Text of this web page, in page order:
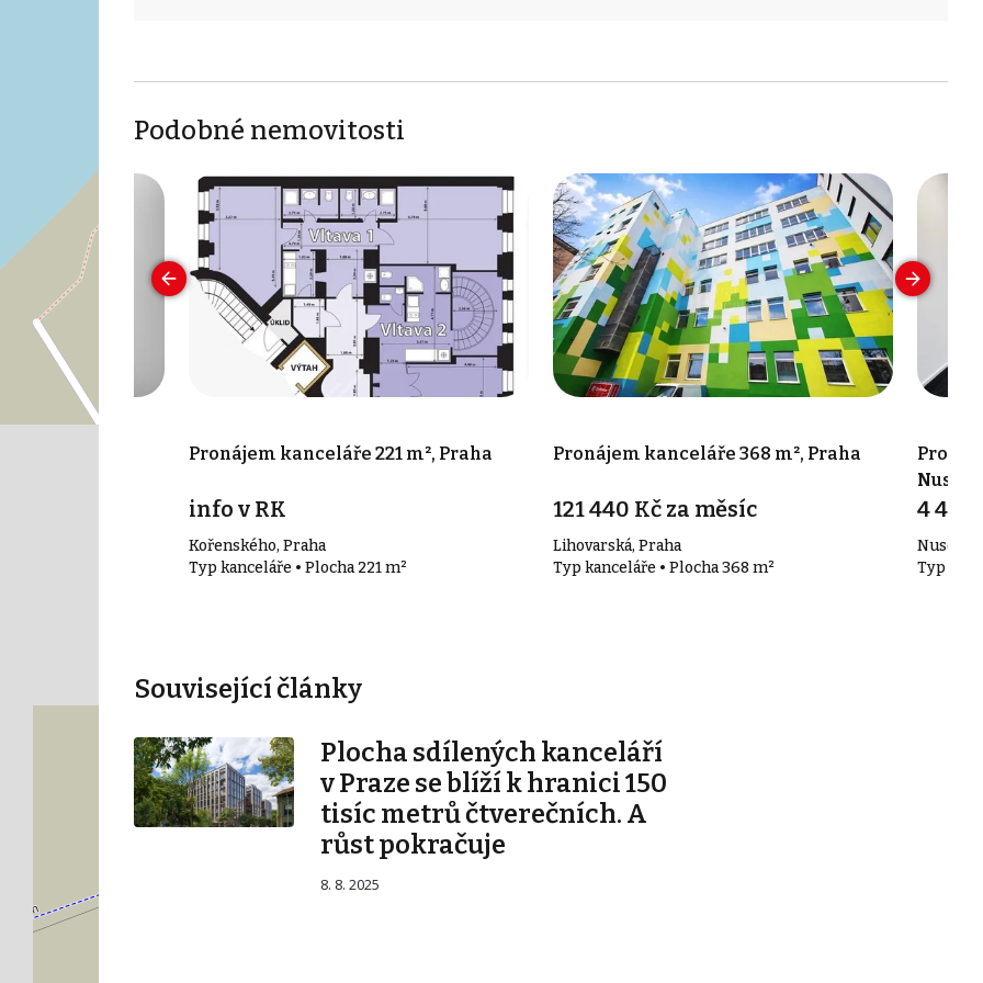
Podobné nemovitosti
Pronájem kanceláře 221 m², Praha
info v RK
Kořenského, Praha
Typ kanceláře • Plocha 221 m²
Pronájem kanceláře 368 m², Praha
121 440 Kč za měsíc
Lihovarská, Praha
Typ kanceláře • Plocha 368 m²
Nusle
4 490
Typ
Související články
Plocha sdílených kanceláří
v Praze se blíží k hranici 150
tisíc metrů čtverečních. A
růst pokračuje
8. 8. 2025